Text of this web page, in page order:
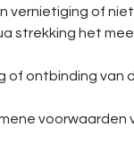
vernietiging of
strekking het
of ontbinding van
voorwaarden